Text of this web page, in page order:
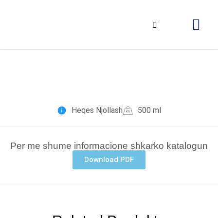
Heqes Njollash 500 ml
Per me shume informacione shkarko katalogun
Download PDF